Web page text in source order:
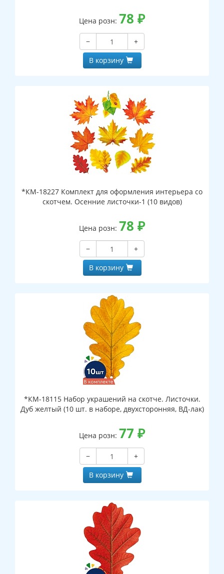
Цена розн: 78 ₽
−
+
В корзину
*КМ-18227 Комплект для оформления интерьера со
скотчем. Осенние листочки-1 (10 видов)
Цена розн: 78 ₽
−
+
В корзину
*КМ-18115 Набор украшений на скотче. Листочки.
Дуб желтый (10 шт. в наборе, двухсторонняя, ВД-лак)
Цена розн: 77 ₽
−
+
В корзину